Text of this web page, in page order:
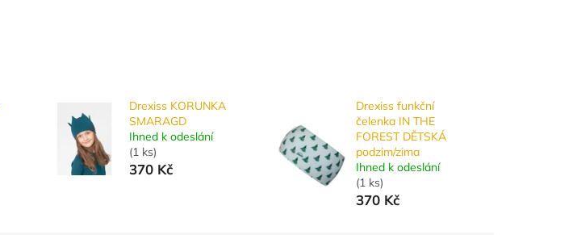
Drexiss KORUNKA
SMARAGD
Ihned k odeslání
(1 ks)
370 Kč
Drexiss funkční
čelenka IN THE
FOREST DĚTSKÁ
podzim/zima
Ihned k odeslání
(1 ks)
370 Kč